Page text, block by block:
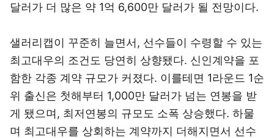
달러가 더 많은 약 1억 6,600만 달러가 될 전망이다.
샐러리캡이 꾸준히 늘면서, 선수들이 수령할 수 있는
최고대우의 조건도 당연히 상향됐다. 신인계약을 포
함한 각종 계약 규모가 커졌다. 이를테면 1라운드 1순
위 출신은 첫해부터 1,000만 달러가 넘는 연봉을 받
게 됐으며, 최저연봉의 규모도 소폭 상승했다. 하물
며 최고대우를 상회하는 계약까지 더해지면서 선수